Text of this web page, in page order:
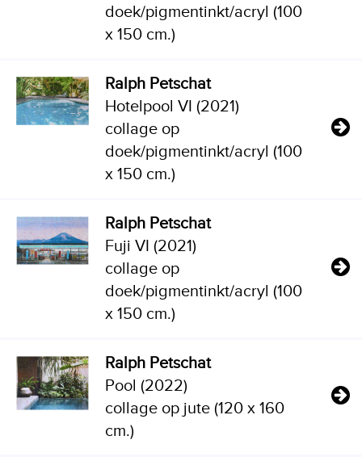
doek/pigmentinkt/acryl (100
x 150 cm.)
Ralph Petschat
Hotelpool VI (2021)
collage op
doek/pigmentinkt/acryl (100
x 150 cm.)
Ralph Petschat
Fuji VI (2021)
collage op
doek/pigmentinkt/acryl (100
x 150 cm.)
Ralph Petschat
Pool (2022)
collage op jute (120 x 160
cm.)